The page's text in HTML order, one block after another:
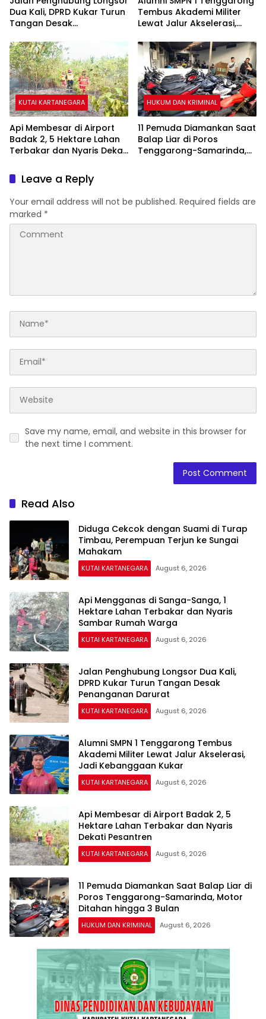
Dua Kali, DPRD Kukar Turun
Tangan Desak
Tembus Akademi Militer
Lewat Jalur Akselerasi,
KUTAI KARTANEGARA
Api Membesar di Airport
Badak 2, 5 Hektare Lahan
Terbakar dan Nyaris Dekati
HUKUM DAN KRIMINAL
11 Pemuda Diamankan Saat
Balap Liar di Poros
Tenggarong-Samarinda,
Leave a Reply
Your email address will not be published. Required fields are
marked *
Save my name, email, and website in this browser for
the next time I comment.
Read Also
Diduga Cekcok dengan Suami di Turap
Timbau, Perempuan Terjun ke Sungai
Mahakam
KUTAI KARTANEGARA August 6, 2026
Api Mengganas di Sanga-Sanga, 1
Hektare Lahan Terbakar dan Nyaris
Sambar Rumah Warga
KUTAI KARTANEGARA August 6, 2026
Jalan Penghubung Longsor Dua Kali,
DPRD Kukar Turun Tangan Desak
Penanganan Darurat
KUTAI KARTANEGARA August 6, 2026
Alumni SMPN 1 Tenggarong Tembus
Akademi Militer Lewat Jalur Akselerasi,
Jadi Kebanggaan Kukar
KUTAI KARTANEGARA August 6, 2026
Api Membesar di Airport Badak 2, 5
Hektare Lahan Terbakar dan Nyaris
Dekati Pesantren
KUTAI KARTANEGARA August 6, 2026
11 Pemuda Diamankan Saat Balap Liar di
Poros Tenggarong-Samarinda, Motor
Ditahan hingga 3 Bulan
HUKUM DAN KRIMINAL August 6, 2026